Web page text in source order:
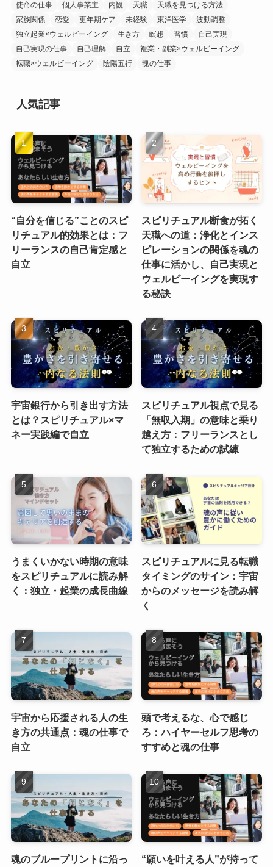
使命の仕事
個人事業主 内観 天職
天職を見つける方法
家族関係
恋愛 更年期ケア 未経験 東洋医学
波動調整
独立起業×ウェルビーイング
生き方 瞑想 習慣
自己実現
自己実現の仕事
自己理解 自立
複業・副業×ウェルビーイング
転職×ウェルビーイング
陰陽五行 魂の仕事
人気記事
“自分を信じる”ことのスピ
リチュアル的効果とは：フ
リーランスの自己肯定感と
自立
スピリチュアル断食が拓く
天職への道：浄化とインス
ピレーションの関係を魂の
仕事に活かし、自己実現と
ウェルビーイングを実現す
る秘訣
宇宙銀行から引き出す方法
とは？スピリチュアル×マ
ネー実践編で自立
スピリチュアル視点で見る
「無収入期」の意味と乗り
越え方：フリーランスとし
て独立するための試練
うまくいかない時期の意味
をスピリチュアルに読み解
く：独立・起業の成長曲線
スピリチュアルに見る転職
タイミングのサイン：宇宙
からのメッセージを読み解
く
宇宙から応援される人の生
き方の共通点：魂の仕事で
自立
頭で考えるな、心で感じ
ろ：ハイヤーセルフ思考の
すすめと魂の仕事
魂のブループリントに沿っ
“願いを叶える人”が持って